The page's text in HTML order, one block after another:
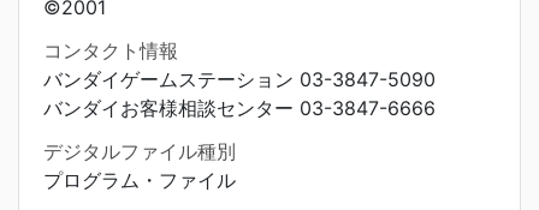
©2001
コンタクト情報
バンダイゲームステーション 03-3847-5090
バンダイお客様相談センター 03-3847-6666
デジタルファイル種別
プログラム・ファイル